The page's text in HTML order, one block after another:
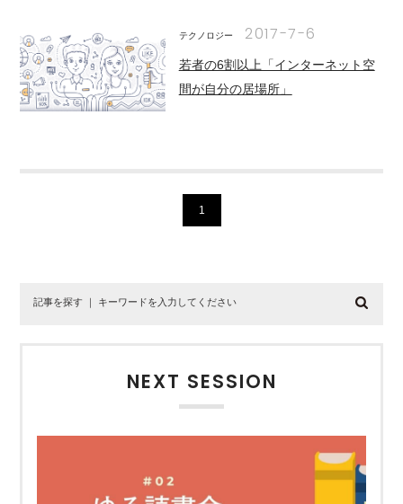
テクノロジー 2017-7-6
若者の6割以上「インターネット空
間が自分の居場所」
1
NEXT SESSION